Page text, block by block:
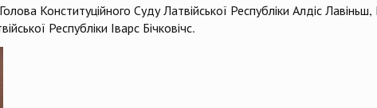
Конституційного Суду Латвійської Республіки Алдіс Лавіньш,
Республіки Іварс Бічковічс.